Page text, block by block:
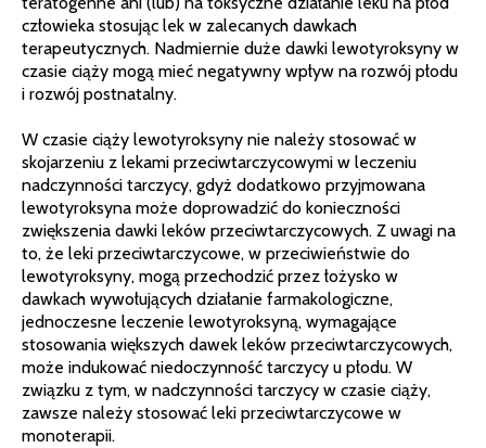
człowieka stosując lek w zalecanych dawkach
terapeutycznych. Nadmiernie duże dawki lewotyroksyny w
czasie ciąży mogą mieć negatywny wpływ na rozwój płodu
i rozwój postnatalny.
W czasie ciąży lewotyroksyny nie należy stosować w
skojarzeniu z lekami przeciwtarczycowymi w leczeniu
nadczynności tarczycy, gdyż dodatkowo przyjmowana
lewotyroksyna może doprowadzić do konieczności
zwiększenia dawki leków przeciwtarczycowych. Z uwagi na
to, że leki przeciwtarczycowe, w przeciwieństwie do
lewotyroksyny, mogą przechodzić przez łożysko w
dawkach wywołujących działanie farmakologiczne,
jednoczesne leczenie lewotyroksyną, wymagające
stosowania większych dawek leków przeciwtarczycowych,
może indukować niedoczynność tarczycy u płodu. W
związku z tym, w nadczynności tarczycy w czasie ciąży,
zawsze należy stosować leki przeciwtarczycowe w
monoterapii.